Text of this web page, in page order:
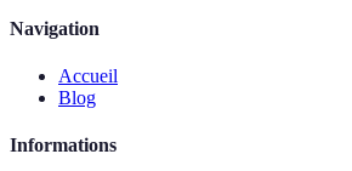
Navigation
Accueil
Blog
Informations